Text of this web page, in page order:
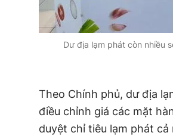
Dư địa lạm phát còn nhiều
Theo Chính phủ, dư địa
điều chỉnh giá các mặt
duyệt chỉ tiêu lạm phát cả